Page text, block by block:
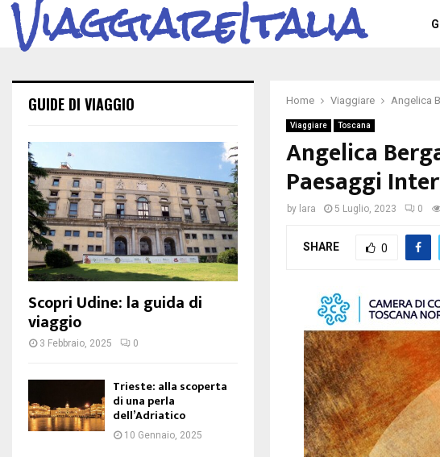
ViaggiareItalia
Home Viaggiare Angelica
Viaggiare Toscana
Angelica
Paesaggi
by lara 5 Luglio, 2023 0
SHARE 0
GUIDE DI VIAGGIO
Scopri Udine: la guida di
viaggio
3 Febbraio, 2025 0
Trieste: alla scoperta
di una perla
dell’Adriatico
10 Gennaio, 2025